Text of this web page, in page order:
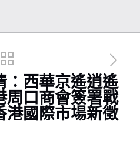
：西華京遙逍遙
周口商會簽署戰
港國際市場新徵